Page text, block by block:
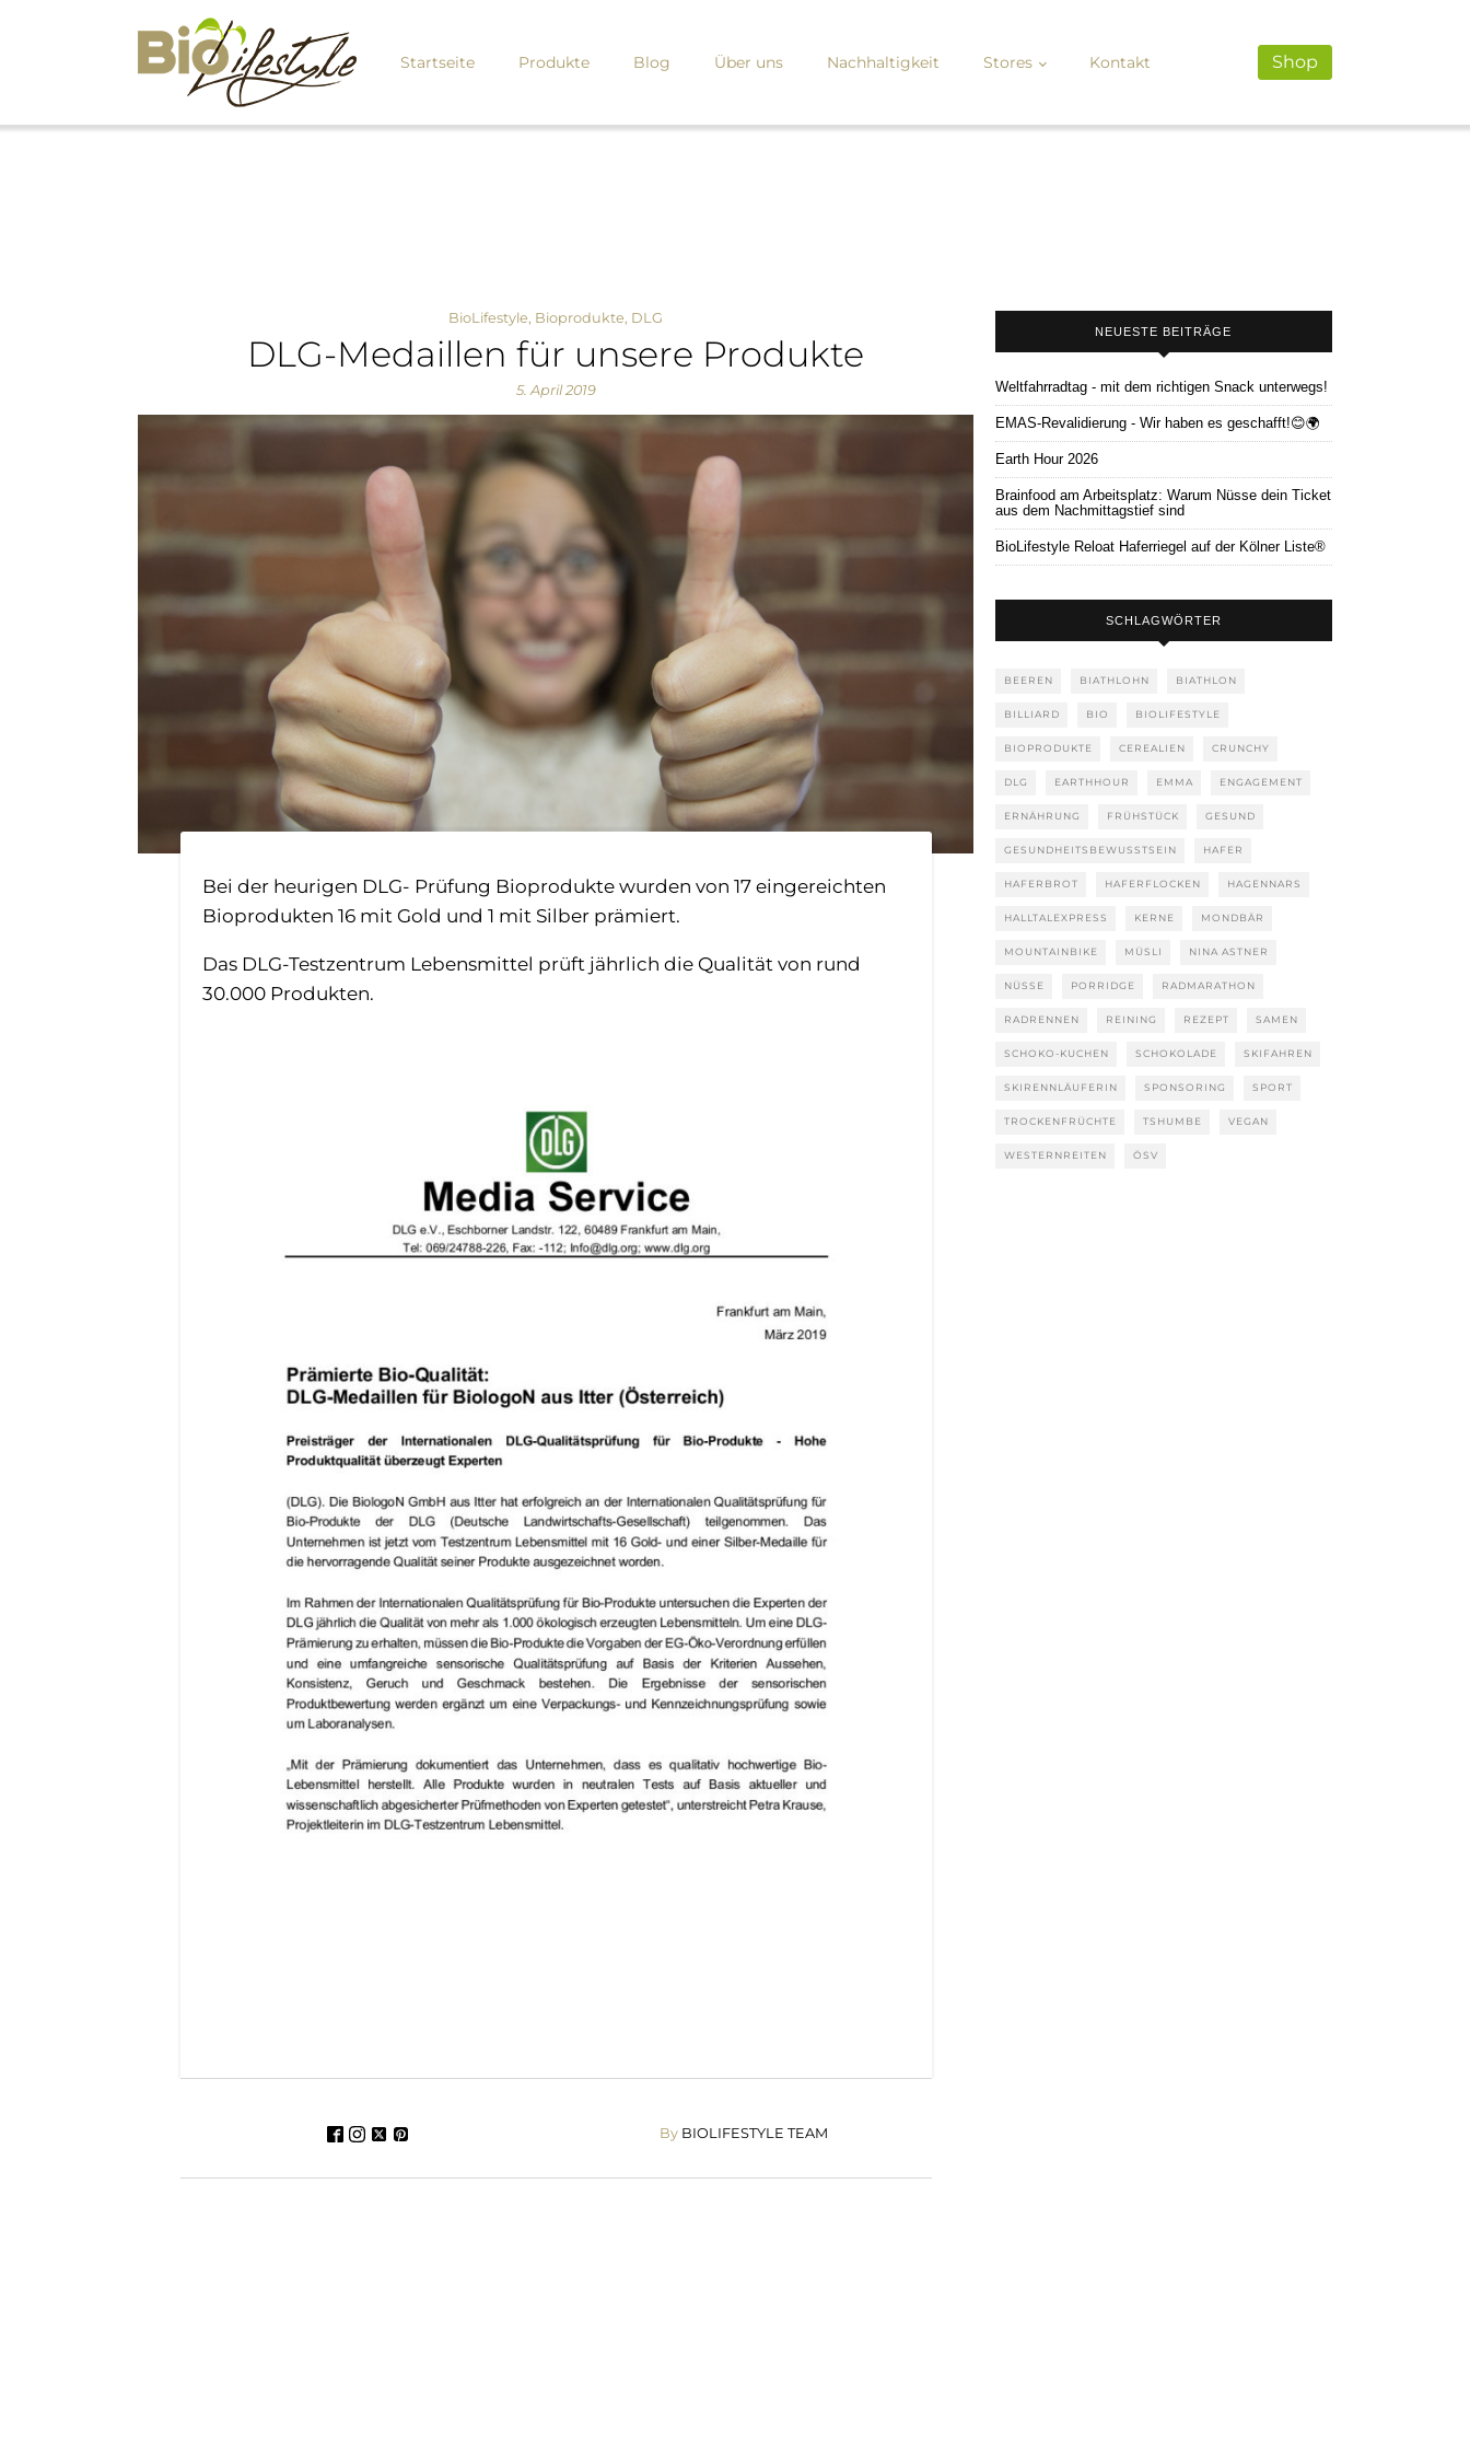
Startseite Produkte Blog Über uns Nachhaltigkeit Stores Kontakt Shop
BioLifestyle, Bioprodukte, DLG
DLG-Medaillen für unsere Produkte
5. April 2019
Bei der heurigen DLG- Prüfung Bioprodukte wurden von 17 eingereichten
Bioprodukten 16 mit Gold und 1 mit Silber prämiert.
Das DLG-Testzentrum Lebensmittel prüft jährlich die Qualität von rund
30.000 Produkten.
By BIOLIFESTYLE TEAM
NEUESTE BEITRÄGE
Weltfahrradtag - mit dem richtigen Snack unterwegs!
EMAS-Revalidierung - Wir haben es geschafft!😊🌍
Earth Hour 2026
Brainfood am Arbeitsplatz: Warum Nüsse dein Ticket
aus dem Nachmittagstief sind
BioLifestyle Reloat Haferriegel auf der Kölner Liste®
SCHLAGWÖRTER
BEEREN BIATHLOHN BIATHLON
BILLIARD BIO BIOLIFESTYLE
BIOPRODUKTE CEREALIEN CRUNCHY
DLG EARTHHOUR EMMA ENGAGEMENT
ERNÄHRUNG FRÜHSTÜCK GESUND
GESUNDHEITSBEWUSSTSEIN HAFER
HAFERBROT HAFERFLOCKEN HAGENNARS
HALLTALEXPRESS KERNE MONDBÄR
MOUNTAINBIKE MÜSLI NINA ASTNER
NÜSSE PORRIDGE RADMARATHON
RADRENNEN REINING REZEPT SAMEN
SCHOKO-KUCHEN SCHOKOLADE SKIFAHREN
SKIRENNLÄUFERIN SPONSORING SPORT
TROCKENFRÜCHTE TSHUMBE VEGAN
WESTERNREITEN ÖSV